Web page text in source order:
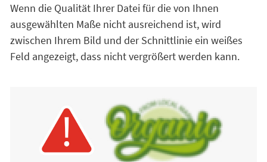
Wenn die Qualität Ihrer Datei für die von Ihnen
ausgewählten Maße nicht ausreichend ist, wird
zwischen Ihrem Bild und der Schnittlinie ein weißes
Feld angezeigt, dass nicht vergrößert werden kann.